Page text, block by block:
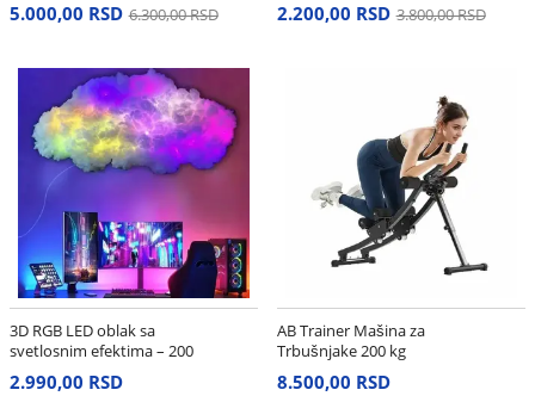
5.000,00 RSD 6.300,00 RSD 2.200,00 RSD 3.800,00 RSD
3D RGB LED oblak sa
svetlosnim efektima – 200
cm
2.990,00 RSD
AB Trainer Mašina za
Trbušnjake 200 kg
8.500,00 RSD